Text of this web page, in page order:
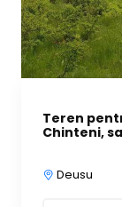
Teren
Chinteni,
Deusu